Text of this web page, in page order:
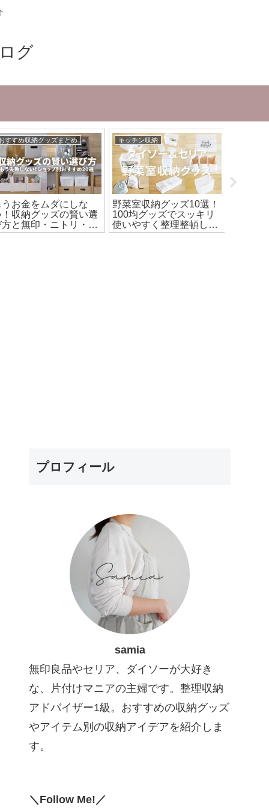
グ
すすめ収納グッズまとめ
うお金をムダにしな
！収納グッズの賢い選
と無印・ニトリ・
均の名品収納20選
キッチン収納
野菜室収納グッズ10選！
100均グッズでスッキリ
使いやすく整理整頓して
食品のムダを防ぐ
プロフィール
samia
無印良品やセリア、ダイソーが大好き
な、片付けマニアの主婦です。整理収納
アドバイザー1級。おすすめの収納グッズ
やアイテム別の収納アイデアを紹介しま
す。
＼Follow Me!／